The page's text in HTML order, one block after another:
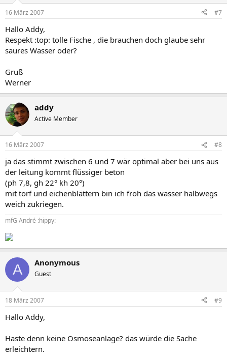
16 März 2007 #7
Hallo Addy,
Respekt :top: tolle Fische , die brauchen doch glaube sehr
saures Wasser oder?
Gruß
Werner
addy
Active Member
16 März 2007 #8
ja das stimmt zwischen 6 und 7 wär optimal aber bei uns aus
der leitung kommt flüssiger beton
(ph 7,8, gh 22° kh 20°)
mit torf und eichenblättern bin ich froh das wasser halbwegs
weich zukriegen.
mfG André :hippy:
A Anonymous
Guest
18 März 2007 #9
Hallo Addy,
Haste denn keine Osmoseanlage? das würde die Sache
erleichtern.